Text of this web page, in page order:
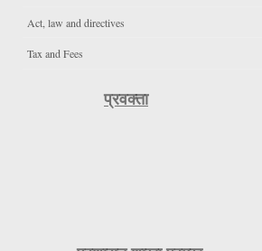
Act, law and directives
Tax and Fees
प्रवक्ता